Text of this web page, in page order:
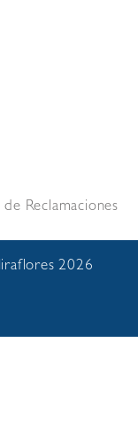
Reclamaciones
2026